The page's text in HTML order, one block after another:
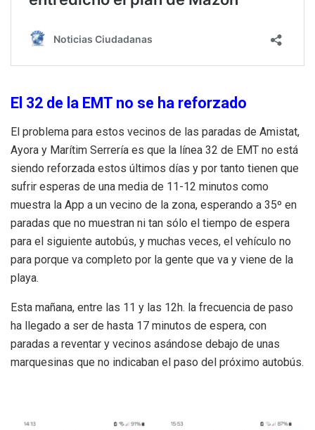
El 32 de la EMT no se ha reforzado
El problema para estos vecinos de las paradas de Amistat,
Ayora y Marítim Serrería es que la línea 32 de EMT no está
siendo reforzada estos últimos días y por tanto tienen que
sufrir esperas de una media de 11-12 minutos como
muestra la App a un vecino de la zona, esperando a 35º en
paradas que no muestran ni tan sólo el tiempo de espera
para el siguiente autobús, y muchas veces, el vehículo no
para porque va completo por la gente que va y viene de la
playa.
Esta mañana, entre las 11 y las 12h. la frecuencia de paso
ha llegado a ser de hasta 17 minutos de espera, con
paradas a reventar y vecinos asándose debajo de unas
marquesinas que no indicaban el paso del próximo autobús.